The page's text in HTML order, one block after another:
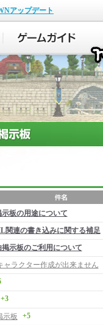
アップデート
示板の用途について
関連の書き込みに関する補足
掲示板のご利用について
ャラクター作成が出来ません
+3
示板 +5